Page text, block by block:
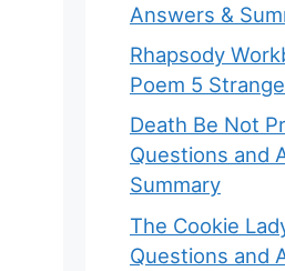
Answers &
Rhapsody
Poem 5
Death Be Not
Questions and
Summary
The Cookie
Questions and